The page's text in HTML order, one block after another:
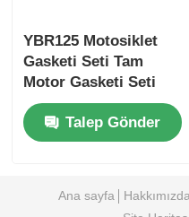
YBR125 Motosiklet
Gasketi Seti Tam
Motor Gasketi Seti
Giyim Direnci
Talep Gönder
Ana sayfa Hakkımızda